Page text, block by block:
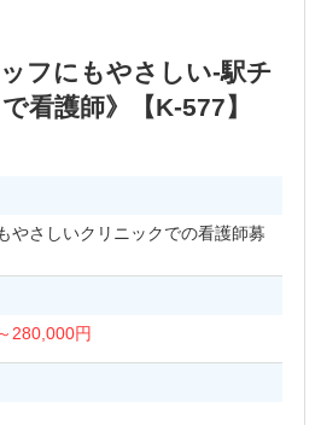
フにもやさしい-駅チ
看護師》【K-577】
やさしいクリニックでの看護師募
280,000円